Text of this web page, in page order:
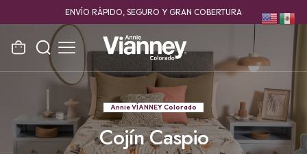
ENVÍO RÁPIDO, SEGURO Y GRAN COBERTURA
Annie VÍANNEY Colorado
Cojín Caspio